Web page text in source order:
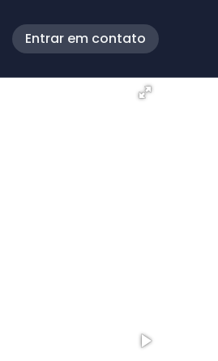
Entrar em contato